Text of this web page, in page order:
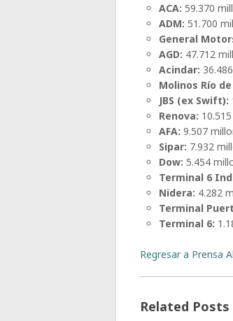
ACA: 59.370
ADM: 51.700
General
AGD: 47.712
Acindar:
Molinos Río
JBS (ex Swift):
Renova:
AFA: 9.507
Sipar: 7.932
Dow: 5.454
Terminal 6
Nidera: 4.282
Terminal
Terminal 6:
Regresar a Prensa
Related Posts